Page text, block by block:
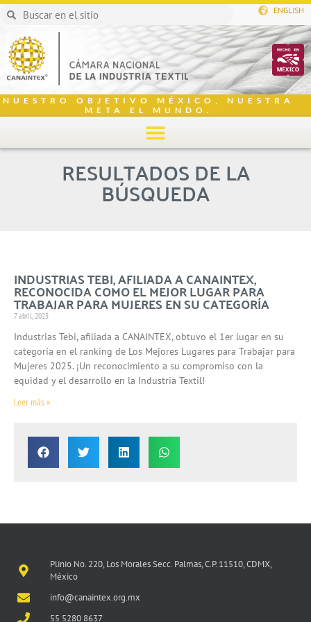
ENGLISH
NUESTRO OBJETIVO MÉXICO, NUESTRA
META EL MUNDO.
RESULTADOS DE LA
BÚSQUEDA
INDUSTRIAS TEBI, AFILIADA A CANAINTEX,
RECONOCIDA COMO EL MEJOR LUGAR PARA
TRABAJAR PARA MUJERES EN SU CATEGORÍA
7 abril, 2025
Industrias Tebi, afiliada a CANAINTEX, obtuvo el 1er lugar en su
categoría en el ranking de Los Mejores Lugares para Trabajar para
Mujeres 2025. ¡Un reconocimiento a su compromiso con la
equidad y el desarrollo en la Industria Textil!
Leer más »
Plinio No. 220, Los Morales Secc. Palmas, C.P. 11510, CDMX,
México
info@canaintex.org.mx
55 5280 8637